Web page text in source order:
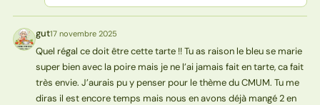
G gut17 novembre 2025
Quel régal ce doit être cette tarte !! Tu as raison le bleu se marie
super bien avec la poire mais je ne l’ai jamais fait en tarte, ca fait
très envie. J’aurais pu y penser pour le thème du CMUM. Tu me
diras il est encore temps mais nous en avons déjà mangé 2 en